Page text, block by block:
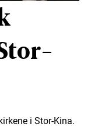
i Stor-Kina.